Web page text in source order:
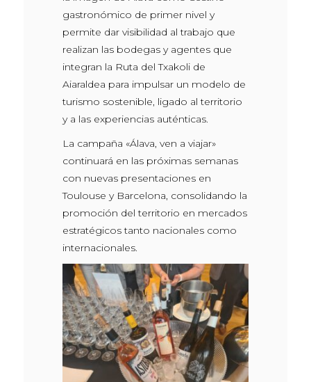
gastronómico de primer nivel y
permite dar visibilidad al trabajo que
realizan las bodegas y agentes que
integran la Ruta del Txakoli de
Aiaraldea para impulsar un modelo de
turismo sostenible, ligado al territorio
y a las experiencias auténticas.
La campaña «Álava, ven a viajar»
continuará en las próximas semanas
con nuevas presentaciones en
Toulouse y Barcelona, consolidando la
promoción del territorio en mercados
estratégicos tanto nacionales como
internacionales.